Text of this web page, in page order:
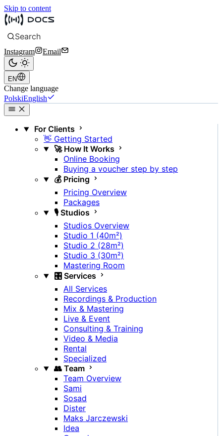
Skip to content
Search
Instagram Email
EN
Change language
PolskiEnglish
For Clients
👋 Getting Started
🚀 How It Works
Online Booking
Buying a voucher step by step
💰 Pricing
Pricing Overview
Packages
🎙️ Studios
Studios Overview
Studio 1 (40m²)
Studio 2 (28m²)
Studio 3 (30m²)
Mastering Room
🎛️ Services
All Services
Recordings & Production
Mix & Mastering
Live & Event
Consulting & Training
Video & Media
Rental
Specialized
👥 Team
Team Overview
Sami
Sosad
Dister
Maks Jarczewski
Idea